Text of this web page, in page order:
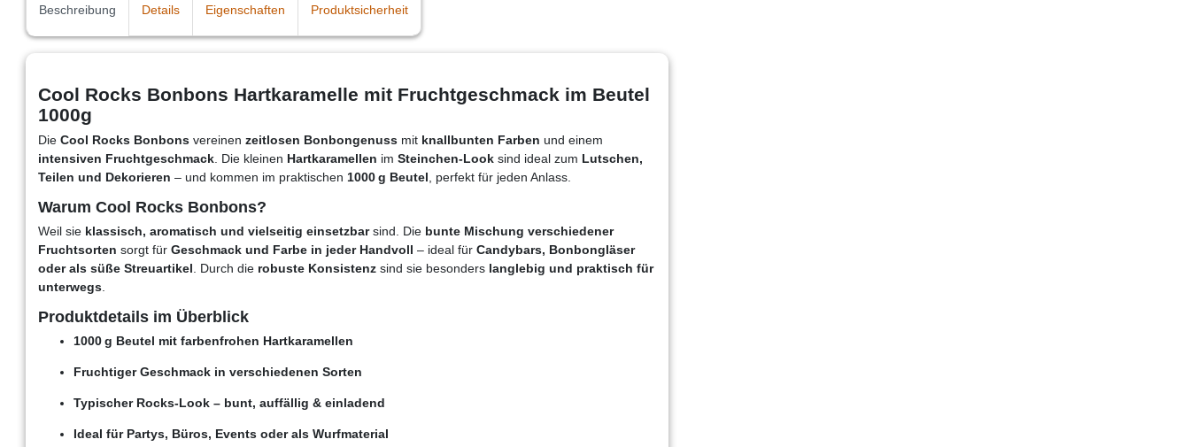
Beschreibung Details Eigenschaften Produktsicherheit
Cool Rocks Bonbons Hartkaramelle mit Fruchtgeschmack im Beutel
1000g
Die Cool Rocks Bonbons vereinen zeitlosen Bonbongenuss mit knallbunten Farben und einem
intensiven Fruchtgeschmack . Die kleinen Hartkaramellen im Steinchen-Look sind ideal zum Lutschen,
Teilen und Dekorieren – und kommen im praktischen 1000 g Beutel , perfekt für jeden Anlass.
Warum Cool Rocks Bonbons?
Weil sie klassisch, aromatisch und vielseitig einsetzbarsind. Die bunte Mischung verschiedener
Fruchtsorten sorgt für Geschmack und Farbe in jeder Handvoll – ideal für Candybars, Bonbongläser
oder als süße Streuartikel . Durch die robuste Konsistenz sind sie besonders langlebig und praktisch für
unterwegs
Produktdetails im Überblick
1000 g Beutel mit farbenfrohen Hartkaramellen
Fruchtiger Geschmack in verschiedenen Sorten
Typischer Rocks-Look – bunt, auffällig & einladend
Ideal für Partys, Büros, Events oder als Wurfmaterial